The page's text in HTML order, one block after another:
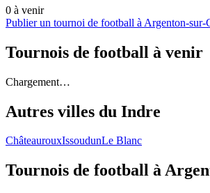
0 à venir
Publier un tournoi de football à Argenton-sur-
Tournois de football à venir
Chargement…
Autres villes du Indre
ChâteaurouxIssoudunLe Blanc
Tournois de football à